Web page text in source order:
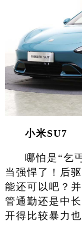
小米SU7
哪怕是“乞
当强悍了！后
能还可以吧？
管通勤还是中
开得比较暴力